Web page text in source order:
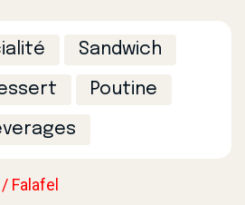
Sandwich
Poutine
/ Falafel